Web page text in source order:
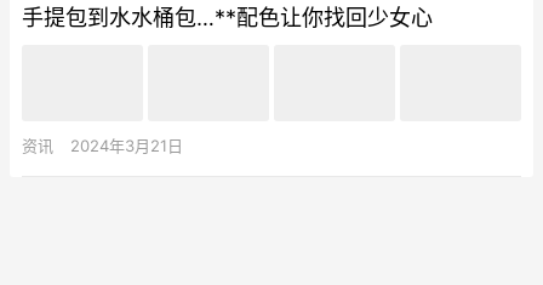
手提包到水水桶包…**配色让你找回少女心
资讯 2024年3月21日